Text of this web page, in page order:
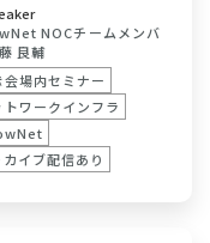
NOCチームメンバ
良輔
会場内セミナー
トワークインフラ
カイブ配信あり